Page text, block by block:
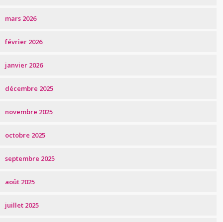
mars 2026
février 2026
janvier 2026
décembre 2025
novembre 2025
octobre 2025
septembre 2025
août 2025
juillet 2025